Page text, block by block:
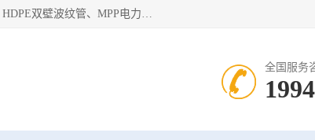
深圳市鑫润通管业有限公司专业生产批发：HDPE管材、热熔管件、HDPE钢丝骨架管、电熔管件、HDPE双壁波纹管、MPP电力管、井盖、PVC管材管件、PPR管材管件等；公司自创建以来，始终秉承“团结、务实、创新、守信”的服务宗旨，凭借专业的服务以及多年的勤奋拼搏，发展成为一家专业销售各种管材管件，绝缘电工套管及配件等系列产品的贸易公司。
全国服务